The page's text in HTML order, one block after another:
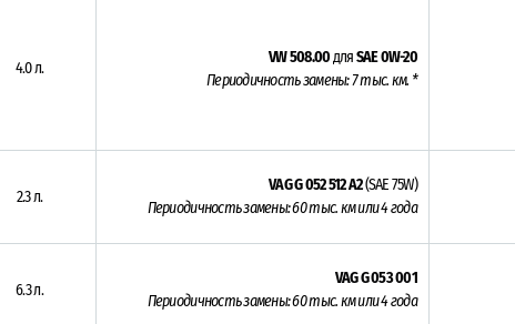
4.0 л.
VW 508.00дляSAE 0W-20
Периодичность замены: 7 тыс. км. *
2.3 л.
VAG G 052 512 A2(SAE 75W)
Периодичность замены: 60 тыс. км или 4 года
6.3 л.
VAG G 053 001
Периодичность замены: 60 тыс. км или 4 года